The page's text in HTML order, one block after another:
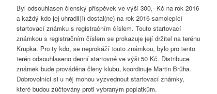
Byl odsouhlasen členský příspěvek ve výši 300,- Kč na rok 2016
a každý kdo jej uhradil(í) dostal(ne) na rok 2016 samolepící
startovací známku s registračním číslem. Touto startovací
známkou s registračním číslem se prokazuje její držitel na terénu
Krupka. Pro ty kdo, se neprokáží touto známkou, bylo pro tento
terén odsouhlaseno denní startovné ve výši 50 Kč. Distribuce
známek bude prováděna členy klubu, koordinuje Martin Brůha.
Dobrovolníci si u něj mohou vyzvednout startovací známky,
které budou zúčtovány proti vybraným poplatkům.